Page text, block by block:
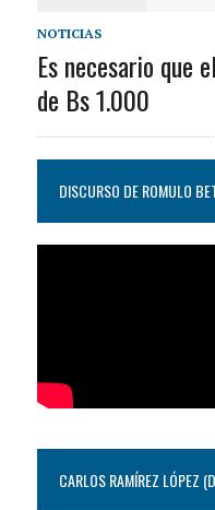
NOTICIAS
Es necesario que
de Bs 1.000
DISCURSO DE ROMULO
CARLOS RAMÍREZ LÓPEZ